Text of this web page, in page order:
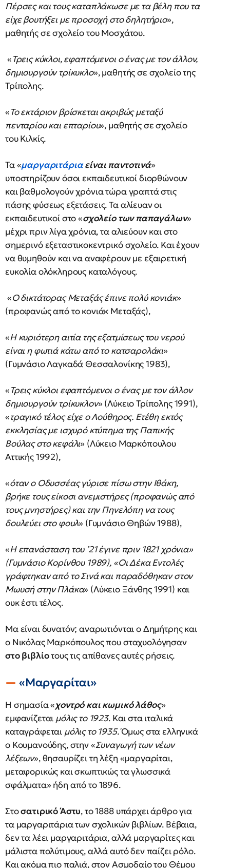
Πέρσες και τους καταπλάκωσε με τα βέλη που τα
είχε βουτήξει με προσοχή στο δηλητήριο»,
μαθητής σε σχολείο του Μοσχάτου.
«Τρεις κύκλοι, εφαπτόμενοι ο ένας με τον άλλον,
δημιουργούν τρίκυκλο», μαθητής σε σχολείο της
Τρίπολης.
«Το εκτάριον βρίσκεται ακριβώς μεταξύ
πενταρίου και επταρίου», μαθητής σε σχολείο
του Κιλκίς.
Τα «μαργαριτάριαείναι παντοτινά»
υποστηρίζουν όσοι εκπαιδευτικοί διορθώνουν
και βαθμολογούν χρόνια τώρα γραπτά στις
πάσης φύσεως εξετάσεις. Τα αλίευαν οι
εκπαιδευτικοί στο «σχολείο των παπαγάλων»
μέχρι πριν λίγα χρόνια, τα αλιεύουν και στο
σημερινό εξεταστικοκεντρικό σχολείο. Και έχουν
να θυμηθούν και να αναφέρουν με εξαιρετική
ευκολία ολόκληρους καταλόγους.
«Ο δικτάτορας Μεταξάς έπινε πολύ κονιάκ»
(προφανώς από το κονιάκ Μεταξάς),
«Η κυριότερη αιτία της εξατμίσεως του νερού
είναι η φωτιά κάτω από το κατσαρολάκι»
(Γυμνάσιο Λαγκαδά Θεσσαλονίκης 1983),
«Τρεις κύκλοι εφαπτόμενοι ο ένας με τον άλλον
δημιουργούν τρίκυκλον» (Λύκειο Τρίπολης 1991),
«τραγικό τέλος είχε ο Λούθηρος. Ετέθη εκτός
εκκλησίας με ισχυρό κτύπημα της Παπικής
Βούλας στο κεφάλι» (Λύκειο Μαρκόπουλου
Αττικής 1992),
«όταν ο Οδυσσέας γύρισε πίσω στην Ιθάκη,
βρήκε τους είκοσι ανεμιστήρες (προφανώς από
τους μνηστήρες) και την Πηνελόπη να τους
δουλεύει στο φουλ» (Γυμνάσιο Θηβών 1988),
«Η επανάσταση του ’21 έγινε πριν 1821 χρόνια»
(Γυμνάσιο Κορίνθου 1989), «Οι Δέκα Εντολές
γράφτηκαν από το Σινά και παραδόθηκαν στον
Μωυσή στην Πλάκα» (Λύκειο Ξάνθης 1991) και
ουκ έστι τέλος.
Μα είναι δυνατόν; αναρωτιόνται ο Δημήτρης και
ο Νικόλας Μαρκόπουλος που σταχυολόγησαν
στο βιβλίοτους τις απίθανες αυτές ρήσεις.
«Μαργαρίται»
Η σημασία «χοντρό και κωμικό λάθος»
εμφανίζεται μόλις το 1923. Και στα ιταλικά
καταγράφεται μόλις το 1935.Όμως στα ελληνικά
ο Κουμανούδης, στην «Συναγωγή των νέων
λέξεων», θησαυρίζει τη λέξη «μαργαρίται,
μεταφορικώς και σκωπτικώς τα γλωσσικά
σφάλματα» ήδη από το 1896.
Στοσατιρικό Άστυ, το 1888 υπάρχει άρθρο για
τα μαργαριτάρια των σχολικών βιβλίων. Βέβαια,
δεν τα λέει μαργαριτάρια, αλλά μαργαρίτες και
μάλιστα πολύτιμους, αλλά αυτό δεν παίζει ρόλο.
Και ακόμα πιο παλιά, στον Ασμοδαίο του Θέμου